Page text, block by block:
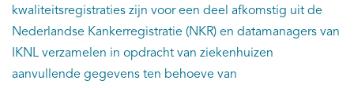
kwaliteitsregistraties zijn voor een deel afkomstig uit de
Nederlandse Kankerregistratie (NKR) en datamanagers van
IKNL verzamelen in opdracht van ziekenhuizen
aanvullende gegevens ten behoeve van